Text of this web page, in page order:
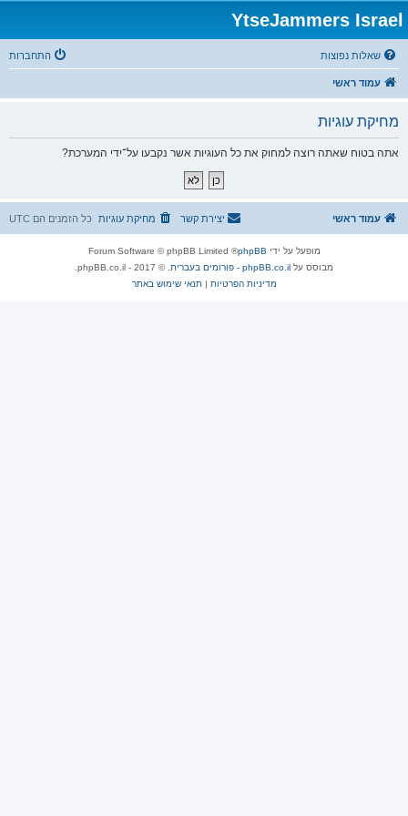
YtseJammers Israel
שאלות נפוצות התחברות
עמוד ראשי
מחיקת עוגיות
אתה בטוח שאתה רוצה למחוק את כל העוגיות אשר נקבעו על־ידי המערכת?
עמוד ראשי כל הזמנים הם UTC מחיקת עוגיות יצירת קשר
מופעל על ידי phpBB
® Forum Software © phpBB Limited
מבוסס על phpBB.co.il - פורומים בעברית
. © 2017 - phpBB.co.il.
מדיניות הפרטיות |תנאי שימוש באתר